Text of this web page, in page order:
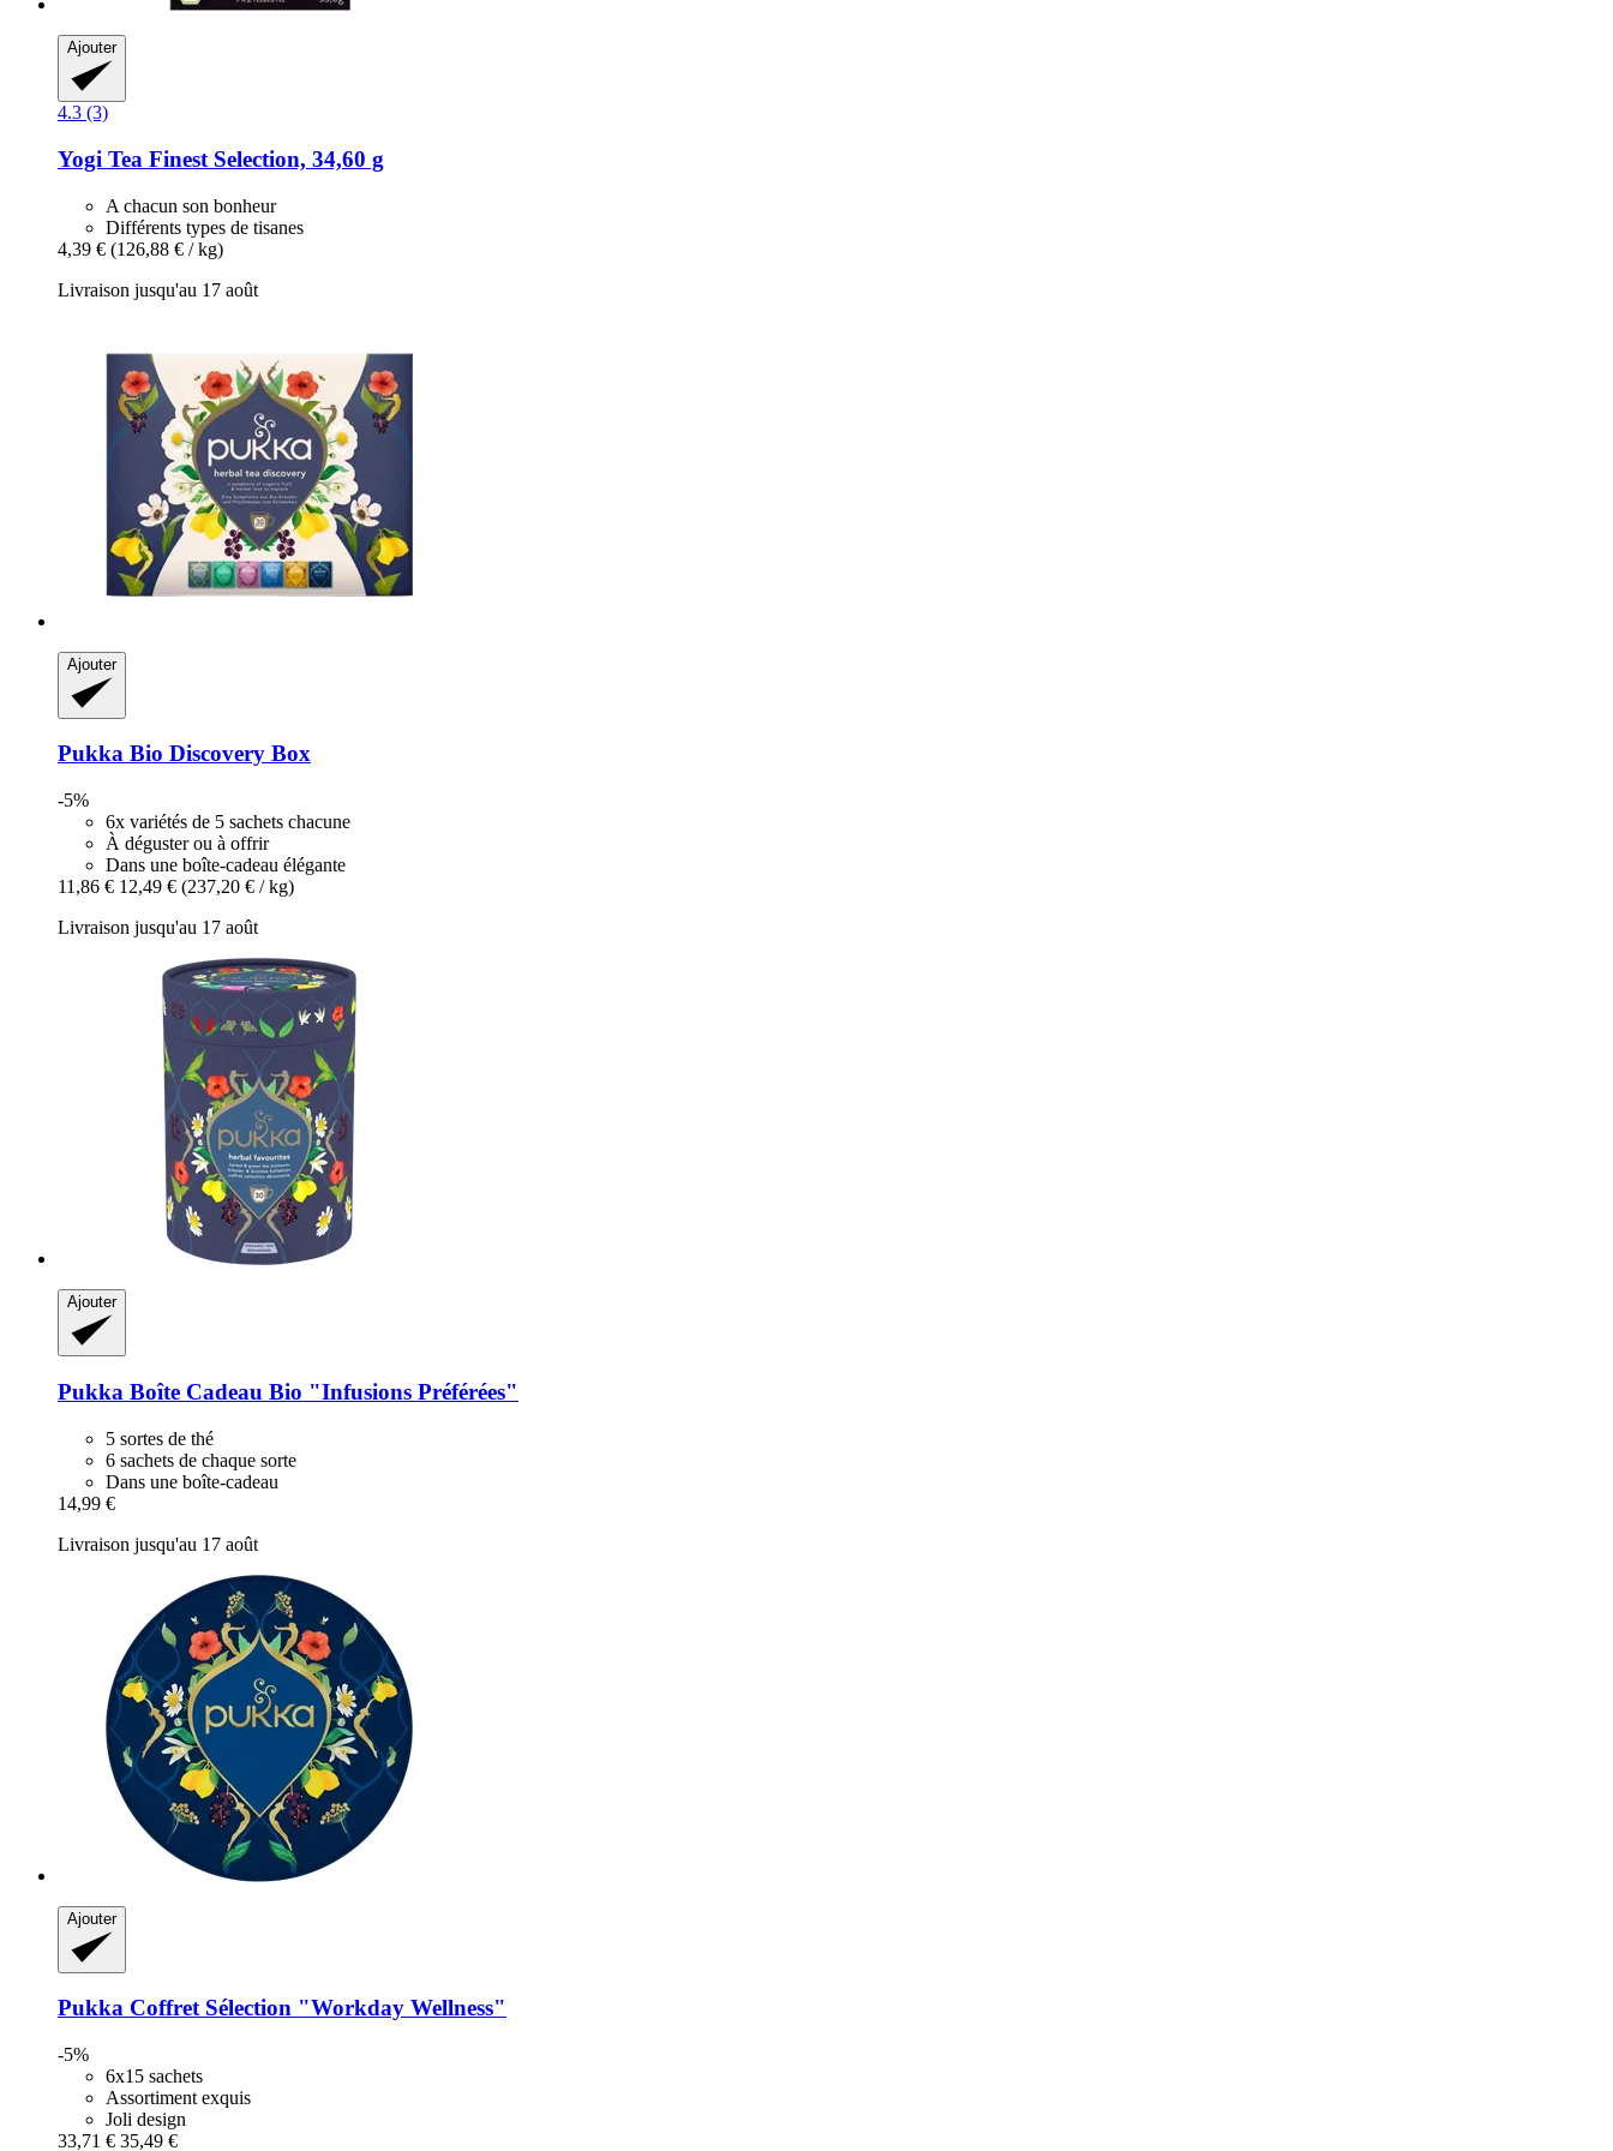
Ajouter
4.3 (3)
Yogi Tea Finest Selection, 34,60 g
A chacun son bonheur
Différents types de tisanes
4,39 € (126,88 € / kg)
Livraison jusqu'au 17 août
Ajouter
Pukka Bio Discovery Box
-5%
6x variétés de 5 sachets chacune
À déguster ou à offrir
Dans une boîte-cadeau élégante
11,86 € 12,49 € (237,20 € / kg)
Livraison jusqu'au 17 août
Ajouter
Pukka Boîte Cadeau Bio "Infusions Préférées"
5 sortes de thé
6 sachets de chaque sorte
Dans une boîte-cadeau
14,99 €
Livraison jusqu'au 17 août
Ajouter
Pukka Coffret Sélection "Workday Wellness"
-5%
6x15 sachets
Assortiment exquis
Joli design
33,71 € 35,49 €